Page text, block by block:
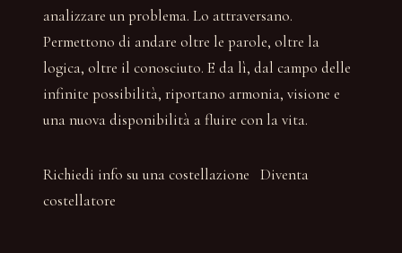
analizzare un problema. Lo attraversano.
Permettono di andare oltre le parole, oltre la
logica, oltre il conosciuto. E da lì, dal campo delle
infinite possibilità, riportano armonia, visione e
una nuova disponibilità a fluire con la vita.
Richiedi info su una costellazione Diventa
costellatore